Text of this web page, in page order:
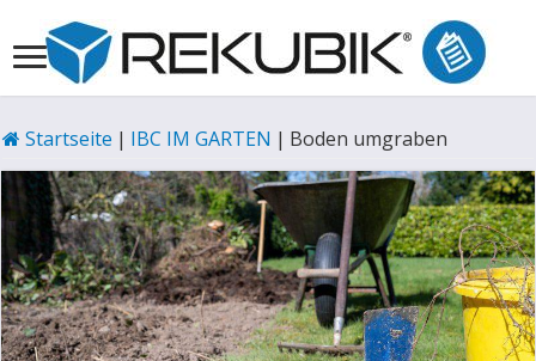
Startseite | IBC IM GARTEN | Boden umgraben